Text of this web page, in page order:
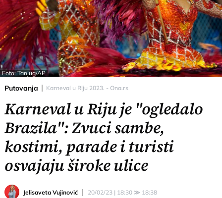
Foto: Tanjug/AP
Putovanja Karneval u Riju 2023. - Ona.rs
Karneval u Riju je "ogledalo
Brazila": Zvuci sambe,
kostimi, parade i turisti
osvajaju široke ulice
Jelisaveta Vujinović 20/02/23 | 18:30 ≫ 18:38